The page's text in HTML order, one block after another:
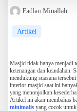
Fadlan Minallah
Artikel
Masjid tidak hanya menjadi
ketenangan dan keindahan.
mendukung suasana tersebut
interior masjid saat ini
yang menonjolkan
Artikel ini akan membahas
minimalis yang cocok